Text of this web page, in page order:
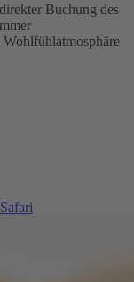
Buchung des